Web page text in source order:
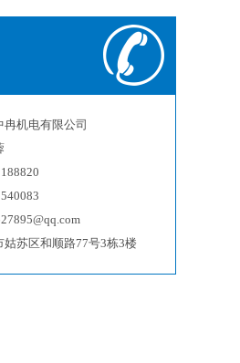
机电有限公司
苏区和顺路77号3栋3楼